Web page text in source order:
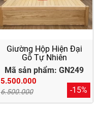
Giường Hộp Hiện Đại
Gỗ Tự Nhiên
Mã sản phẩm: GN249
5.500.000
6.500.000 -15%